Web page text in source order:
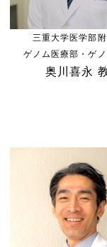
三重大学医学部
ゲノム医療部・ゲ
奥川喜永